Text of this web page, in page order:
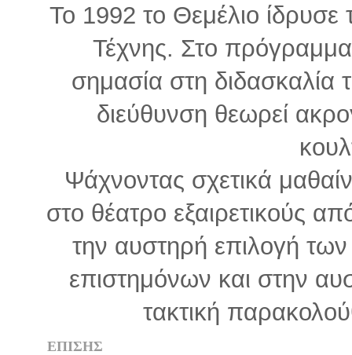
Το 1992 το Θεμέλιο
Τέχνης. Στο πρόγραμμα
σημασία στη
διεύθυνση θεωρεί
Ψάχνοντας σχετικά
στο θέατρο εξαιρετικούς
την αυστηρή επιλογή
επιστημόνων και στην
τακτική
ΕΠΙΣΗΣ